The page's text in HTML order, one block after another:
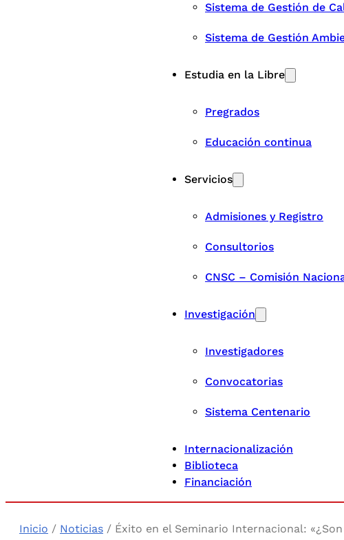
Sistema de Gestión de
Sistema de Gestión
Estudia en la Libre
Pregrados
Educación continua
Servicios
Admisiones y Registro
Consultorios
CNSC – Comisión
Investigación
Investigadores
Convocatorias
Sistema Centenario
Internacionalización
Biblioteca
Financiación
Inicio / Noticias / Éxito en el Seminario Internacional: